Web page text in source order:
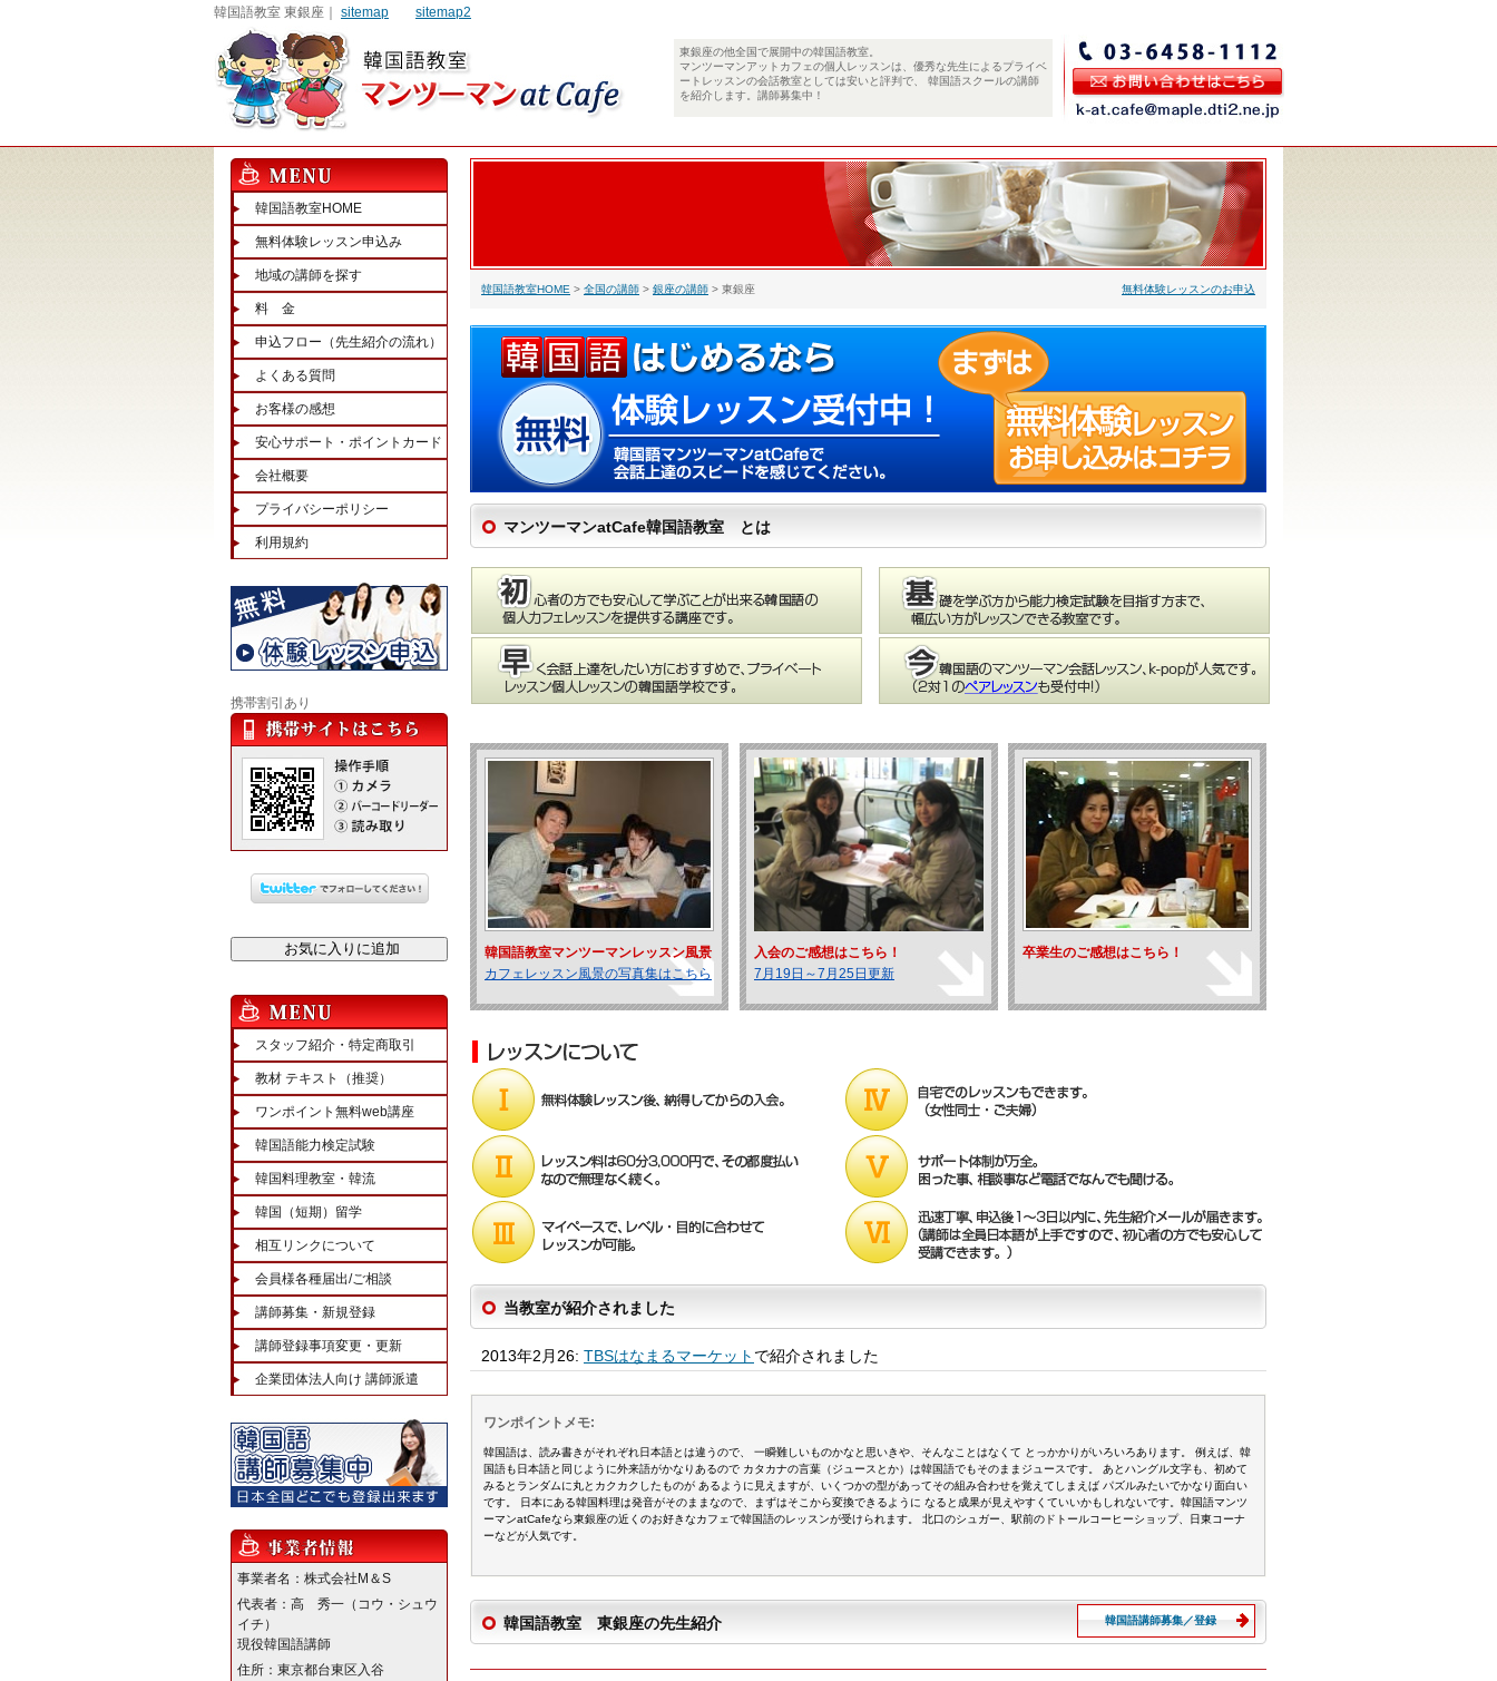
韓国語教室 東銀座｜ sitemap sitemap2
東銀座の他全国で展開中の韓国語教室。
マンツーマンアットカフェの個人レッスンは、優秀な先生によるプライベ
ートレッスンの会話教室としては安いと評判で、 韓国語スクールの講師
を紹介します。講師募集中！
韓国語教室HOME > 全国の講師 > 銀座の講師 > 東銀座 無料体験レッスンのお申込
マンツーマンatCafe韓国語教室 とは
韓国語教室マンツーマンレッスン風景
カフェレッスン風景の写真集はこちら
入会のご感想はこちら！
7月19日～7月25日更新
卒業生のご感想はこちら！
当教室が紹介されました
2013年2月26: TBSはなまるマーケット で紹介されました
ワンポイントメモ:
韓国語は、読み書きがそれぞれ日本語とは違うので、 一瞬難しいものかなと思いきや、そんなことはなくて とっかかりがいろいろあります。 例えば、韓
国語も日本語と同じように外来語がかなりあるので カタカナの言葉（ジュースとか）は韓国語でもそのままジュースです。 あとハングル文字も、初めて
みるとランダムに丸とカクカクしたものが あるように見えますが、いくつかの型があってその組み合わせを覚えてしまえば パズルみたいでかなり面白い
です。 日本にある韓国料理は発音がそのままなので、まずはそこから変換できるように なると成果が見えやすくていいかもしれないです。韓国語マンツ
ーマンatCafeなら東銀座の近くのお好きなカフェで韓国語のレッスンが受けられます。 北口のシュガー、駅前のドトールコーヒーショップ、日東コーナ
ーなどが人気です。
韓国語教室 東銀座の先生紹介 韓国語講師募集／登録
韓国語教室HOME
無料体験レッスン申込み
地域の講師を探す
料 金
申込フロー（先生紹介の流れ）
よくある質問
お客様の感想
安心サポート・ポイントカード
会社概要
プライバシーポリシー
利用規約
携帯割引あり
スタッフ紹介・特定商取引
教材 テキスト（推奨）
ワンポイント無料web講座
韓国語能力検定試験
韓国料理教室・韓流
韓国（短期）留学
相互リンクについて
会員様各種届出/ご相談
講師募集・新規登録
講師登録事項変更・更新
企業団体法人向け 講師派遣
事業者名：株式会社M＆S
代表者：高 秀一（コウ・シュウ
イチ）
現役韓国語講師
住所：東京都台東区入谷